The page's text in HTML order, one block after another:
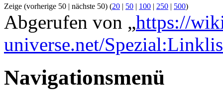
Zeige (vorherige 50 | nächste 50) (20 | 50 | 100 | 250 | 500)
Abgerufen von „https://
universe.net/
Navigationsmenü